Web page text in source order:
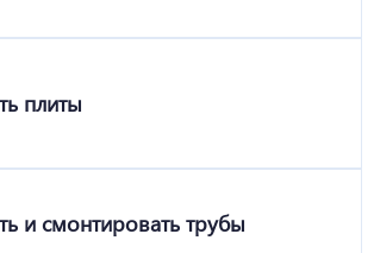
плиты
и смонтировать трубы